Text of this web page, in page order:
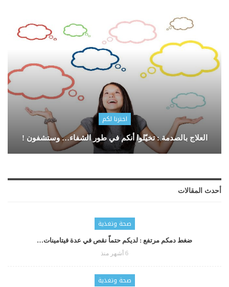
اخترنا لكم
العلاج بالصدمة : تخيّلوا أنكم في طور الشفاء… وستشفون !
أحدث المقالات
صحة وتغذية
ضغط دمكم مرتفع : لديكم حتماّ نقص في عدة فيتامينات…
6 أشهر منذ
صحة وتغذية